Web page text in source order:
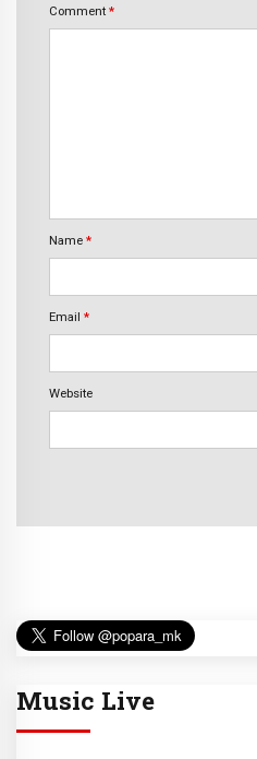
Comment *
Name *
Email *
Website
Music Live